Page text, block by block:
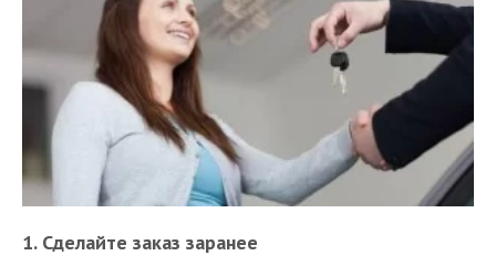
1. Сделайте заказ заранее